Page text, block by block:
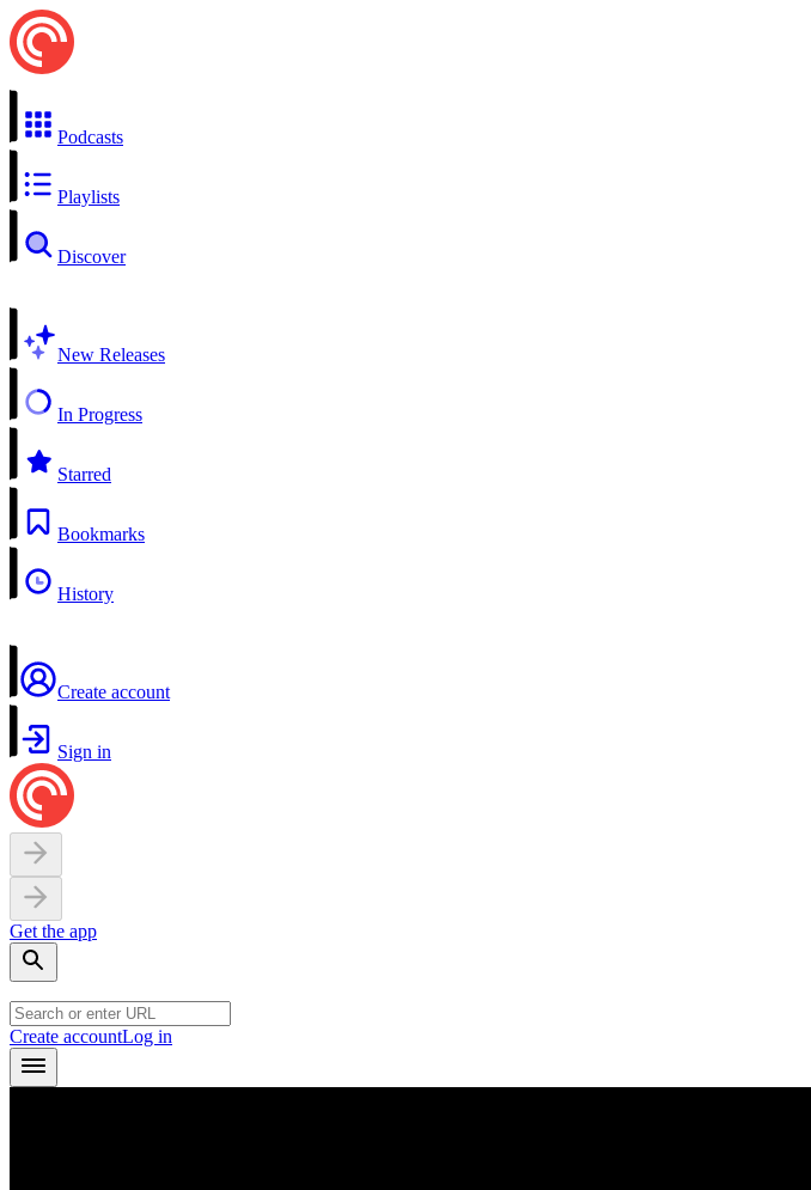
Podcasts
Playlists
Discover
New Releases
In Progress
Starred
Bookmarks
History
Create account
Sign in
Get the app
Create accountLog in